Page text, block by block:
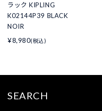
ラック KIPLING
K02144P39 BLACK
NOIR
¥8,980(税込)
SEARCH